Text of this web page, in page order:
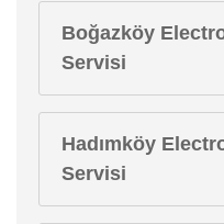
Boğazköy
Servisi
Hadımköy
Servisi